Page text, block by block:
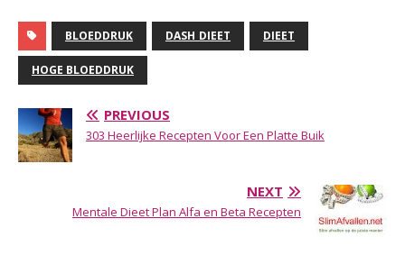
BLOEDDRUK DASH DIEET DIEET
HOGE BLOEDDRUK
PREVIOUS
303 Heerlijke Recepten Voor Een Platte Buik
NEXT
Mentale Dieet Plan Alfa en Beta Recepten